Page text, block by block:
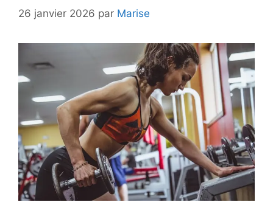
26 janvier 2026 par Marise